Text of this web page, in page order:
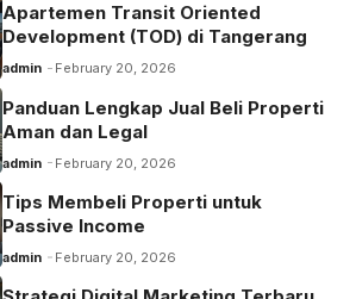
Apartemen Transit Oriented
Development (TOD) di Tangerang
admin February 20, 2026
Panduan Lengkap Jual Beli Properti
Aman dan Legal
admin February 20, 2026
Tips Membeli Properti untuk
Passive Income
admin February 20, 2026